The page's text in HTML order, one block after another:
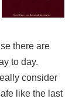
there are
to day.
consider
like the last